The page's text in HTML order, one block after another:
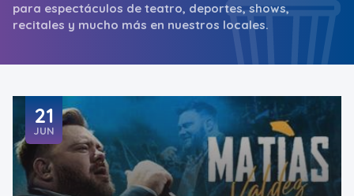
para espectáculos de teatro, deportes, shows,
recitales y mucho más en nuestros locales.
21
JUN